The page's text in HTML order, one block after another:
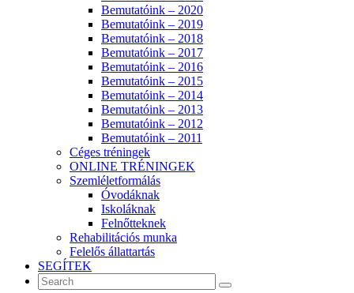
Bemutatóink – 2020
Bemutatóink – 2019
Bemutatóink – 2018
Bemutatóink – 2017
Bemutatóink – 2016
Bemutatóink – 2015
Bemutatóink – 2014
Bemutatóink – 2013
Bemutatóink – 2012
Bemutatóink – 2011
Céges tréningek
ONLINE TRÉNINGEK
Szemléletformálás
Óvodáknak
Iskoláknak
Felnőtteknek
Rehabilitációs munka
Felelős állattartás
SEGÍTEK